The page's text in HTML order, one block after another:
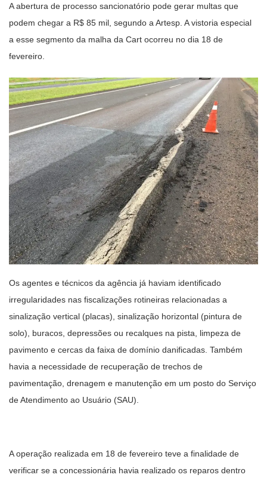
A abertura de processo sancionatório pode gerar multas que
podem chegar a R$ 85 mil, segundo a Artesp. A vistoria especial
a esse segmento da malha da Cart ocorreu no dia 18 de
fevereiro.
Os agentes e técnicos da agência já haviam identificado
irregularidades nas fiscalizações rotineiras relacionadas a
sinalização vertical (placas), sinalização horizontal (pintura de
solo), buracos, depressões ou recalques na pista, limpeza de
pavimento e cercas da faixa de domínio danificadas. Também
havia a necessidade de recuperação de trechos de
pavimentação, drenagem e manutenção em um posto do Serviço
de Atendimento ao Usuário (SAU).
A operação realizada em 18 de fevereiro teve a finalidade de
verificar se a concessionária havia realizado os reparos dentro